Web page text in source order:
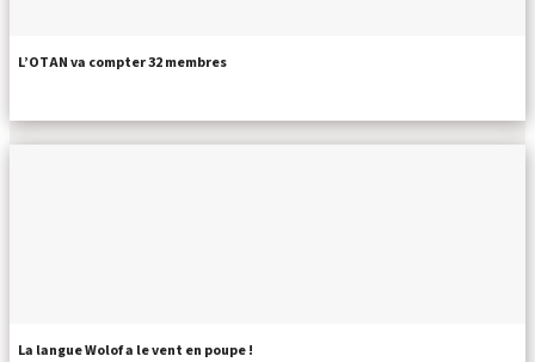
L’OTAN va compter 32 membres
La langue Wolof a le vent en poupe !